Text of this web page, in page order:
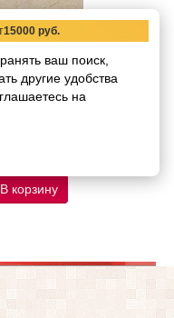
Una Pietra
Camel 9 mm
В корзину
15000 руб.
ваш поиск,
другие удобства
на